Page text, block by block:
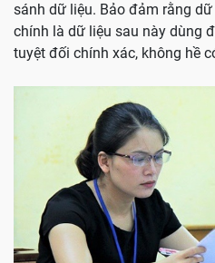
sánh dữ liệu. Bảo đảm rằng
chính là dữ liệu sau này dùng
tuyệt đối chính xác, không hề